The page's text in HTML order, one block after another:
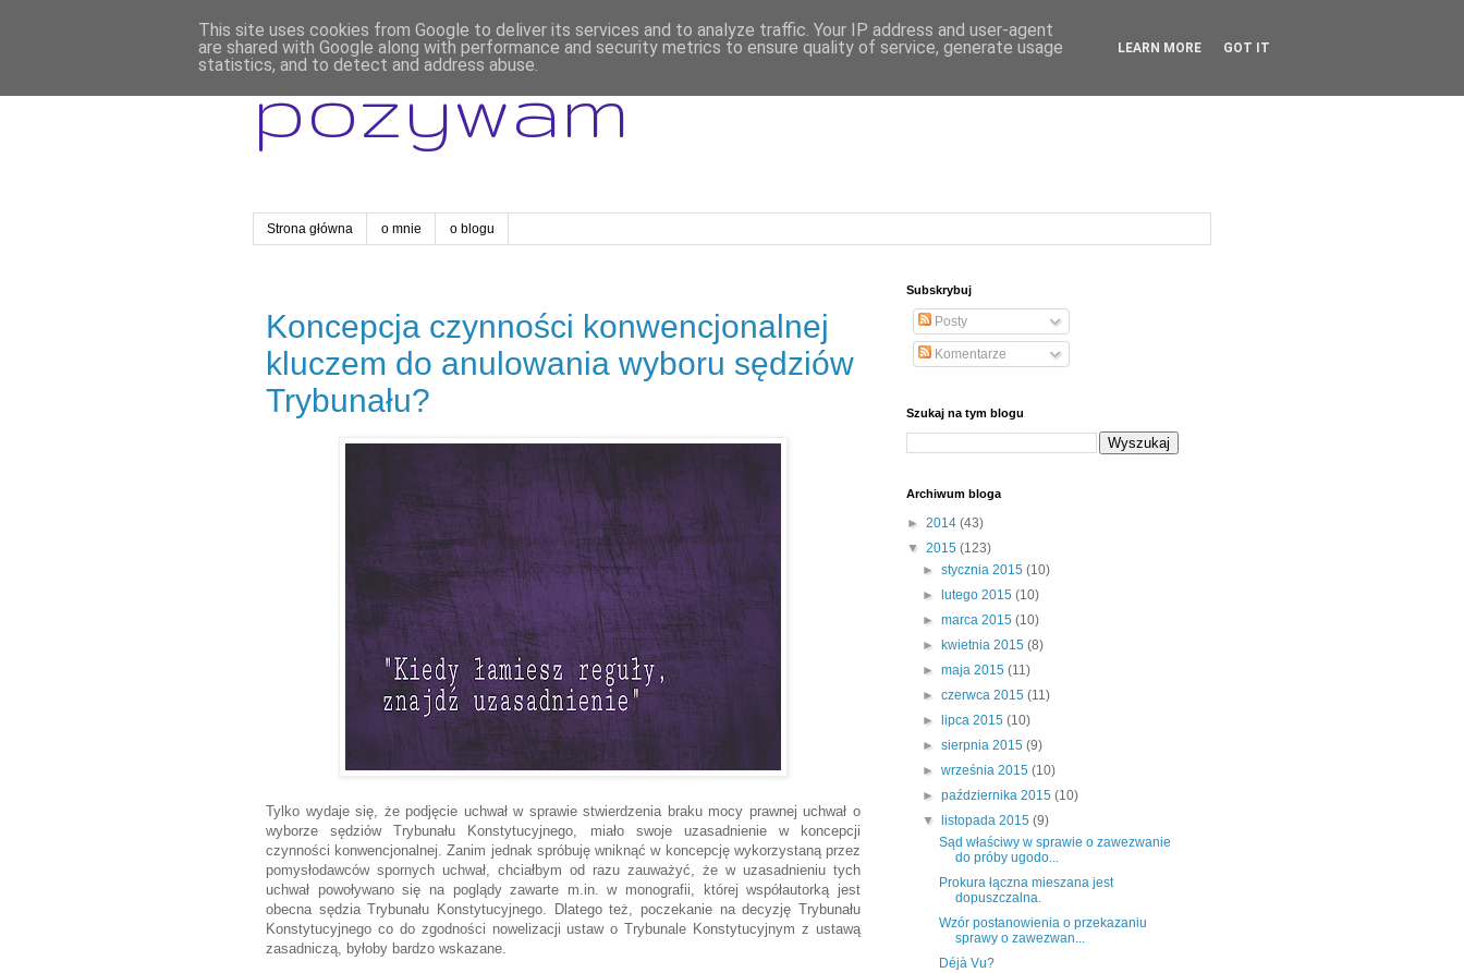
pozywam
Strona główna o mnie o blogu
Koncepcja czynności konwencjonalnej
kluczem do anulowania wyboru sędziów
Trybunału?
Tylko wydaje się, że podjęcie uchwał w sprawie stwierdzenia braku mocy prawnej uchwał o
wyborze sędziów Trybunału Konstytucyjnego, miało swoje uzasadnienie w koncepcji
czynności konwencjonalnej. Zanim jednak spróbuję wniknąć w koncepcję wykorzystaną przez
pomysłodawców spornych uchwał, chciałbym od razu zauważyć, że w uzasadnieniu tych
uchwał powoływano się na poglądy zawarte m.in. w monografii, której współautorką jest
obecna sędzia Trybunału Konstytucyjnego. Dlatego też, poczekanie na decyzję Trybunału
Konstytucyjnego co do zgodności nowelizacji ustaw o Trybunale Konstytucyjnym z ustawą
zasadniczą, byłoby bardzo wskazane.
Subskrybuj
Posty
Komentarze
Szukaj na tym blogu
Archiwum bloga
► 2014 (43)
▼ 2015 (123)
►stycznia 2015(10)
►
lutego 2015(10)
►marca 2015(10)
►
kwietnia 2015(8)
►maja 2015(11)
►czerwca 2015(11)
►
lipca 2015(10)
►sierpnia 2015(9)
►września 2015(10)
►października 2015(10)
▼
listopada 2015(9)
Sąd właściwy w sprawie o zawezwanie
do próby ugodo...
Prokura łączna mieszana jest
dopuszczalna.
Wzór postanowienia o przekazaniu
sprawy o zawezwan...
Déjà Vu?
This site uses cookies from Google to deliver its services and to analyze traffic. Your IP address and user-agent
are shared with Google along with performance and security metrics to ensure quality of service, generate usage
statistics, and to detect and address abuse.
LEARN MORE GOT IT